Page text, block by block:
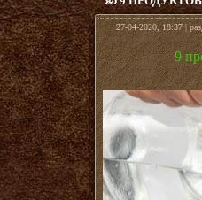
27-04-2020, 18:37 |
9